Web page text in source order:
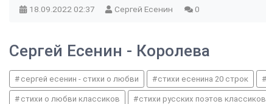
18.09.2022 02:37 Сергей Есенин 0
Сергей Есенин - Королева
сергей есенин - стихи о любви стихи есенина 20 строк
стихи о любви классиков стихи русских поэтов классиков